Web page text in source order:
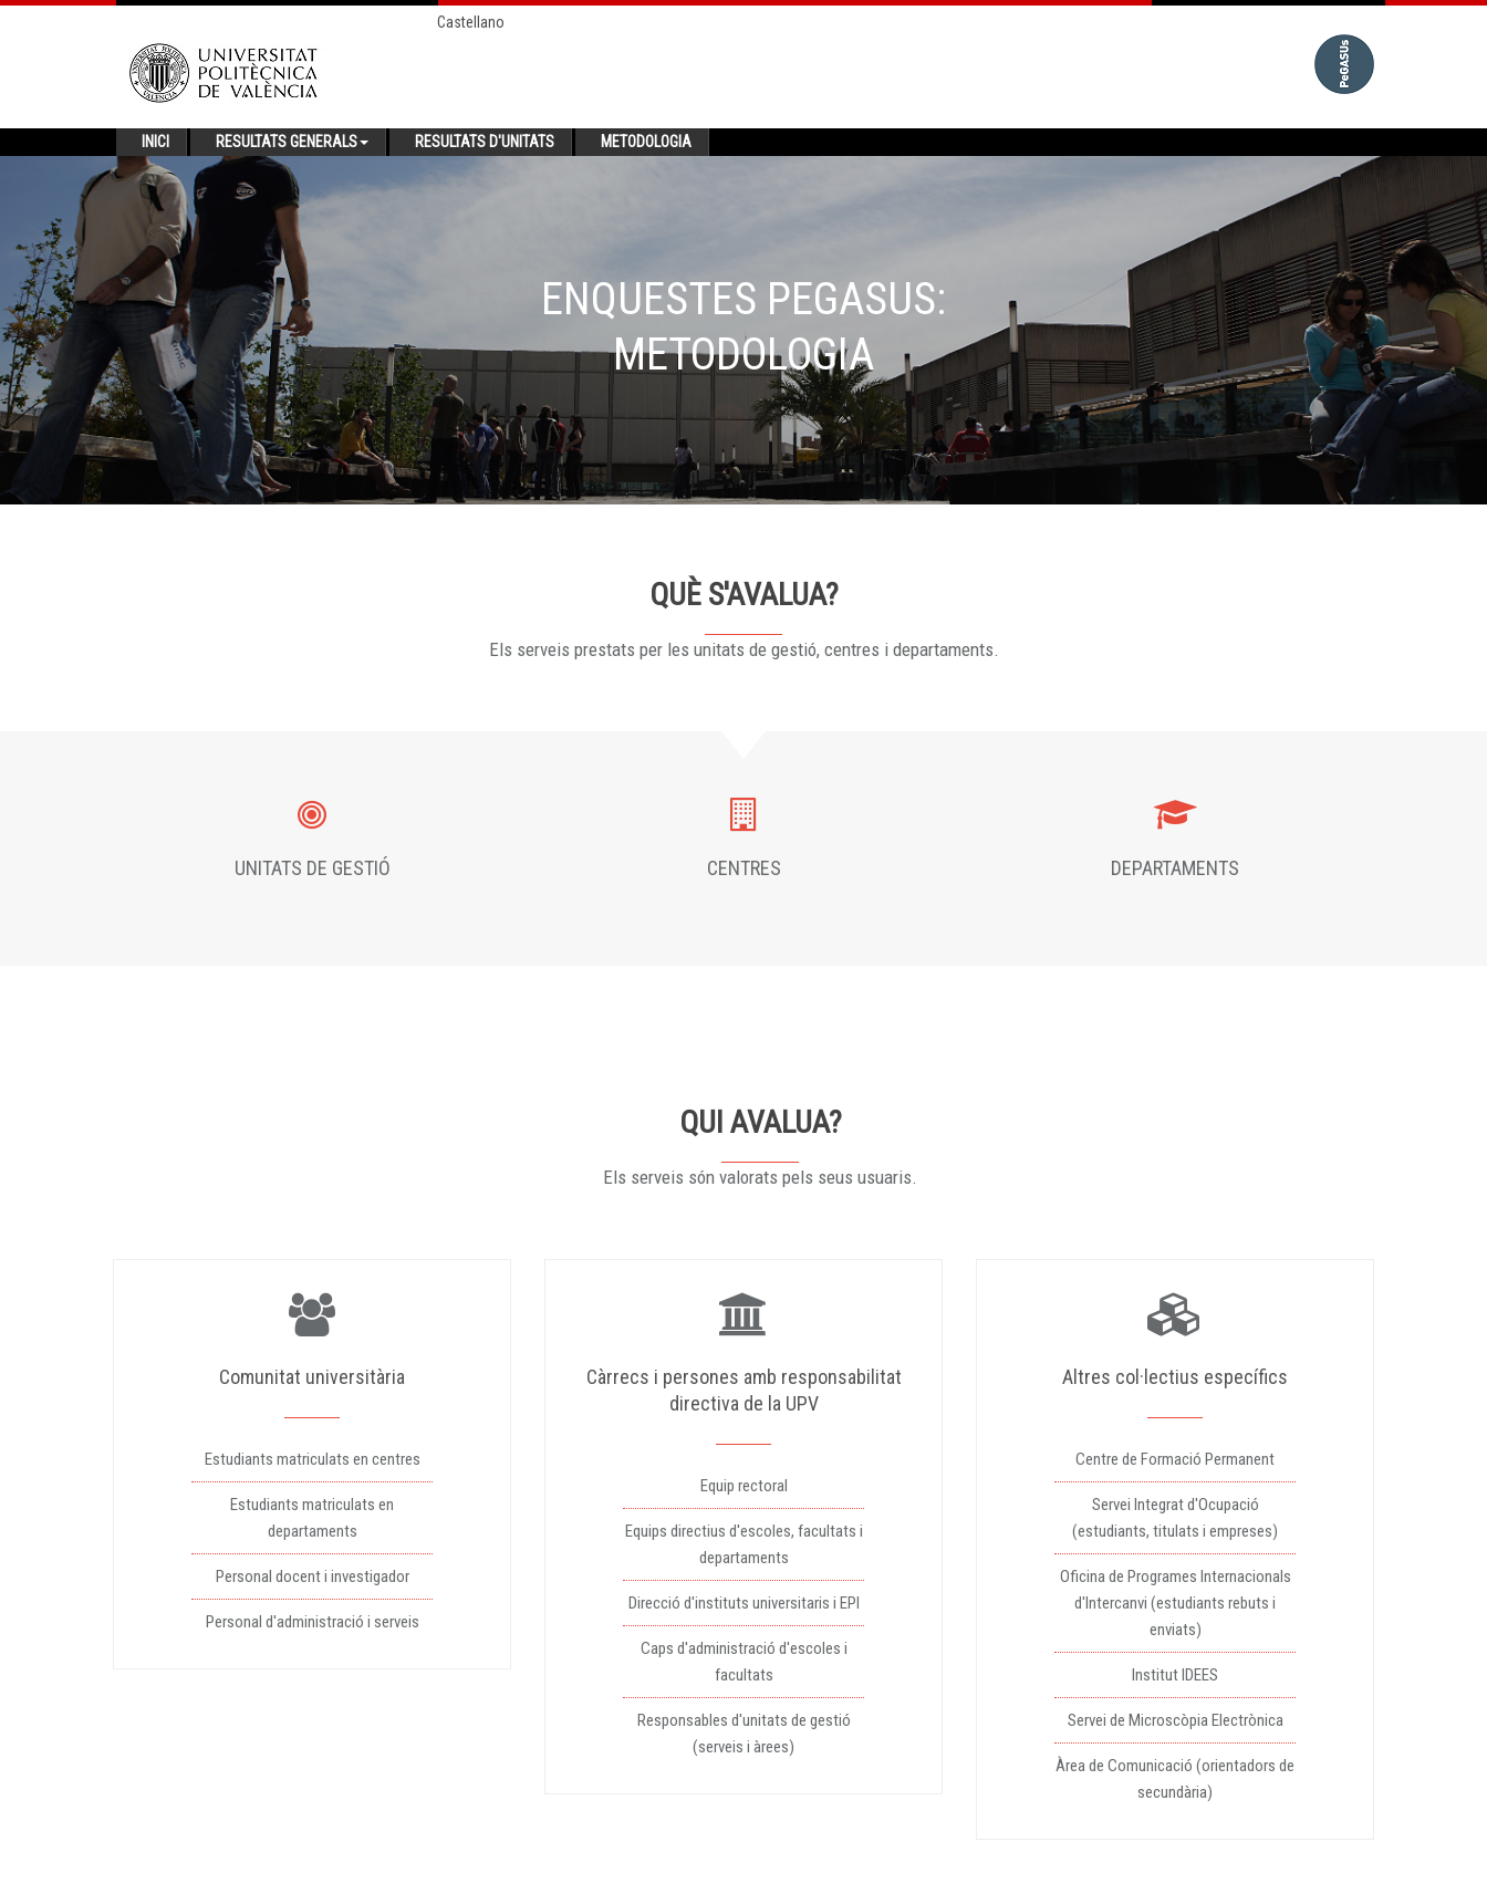
Castellano
INICI RESULTATS GENERALS RESULTATS D'UNITATS METODOLOGIA
ENQUESTES PEGASUS:
METODOLOGIA
QUÈ S'AVALUA?
Els serveis prestats per les unitats de gestió, centres i departaments.
UNITATS DE GESTIÓ CENTRES DEPARTAMENTS
QUI AVALUA?
Els serveis són valorats pels seus usuaris.
Comunitat universitària
Estudiants matriculats en centres
Estudiants matriculats en
departaments
Personal docent i investigador
Personal d'administració i serveis
Càrrecs i persones amb responsabilitat
directiva de la UPV
Equip rectoral
Equips directius d'escoles, facultats i
departaments
Direcció d'instituts universitaris i EPI
Caps d'administració d'escoles i
facultats
Responsables d'unitats de gestió
(serveis i àrees)
Altres col·lectius específics
Centre de Formació Permanent
Servei Integrat d'Ocupació
(estudiants, titulats i empreses)
Oficina de Programes Internacionals
d'Intercanvi (estudiants rebuts i
enviats)
Institut IDEES
Servei de Microscòpia Electrònica
Àrea de Comunicació (orientadors de
secundària)